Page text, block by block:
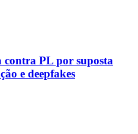
contra PL por suposta
e deepfakes